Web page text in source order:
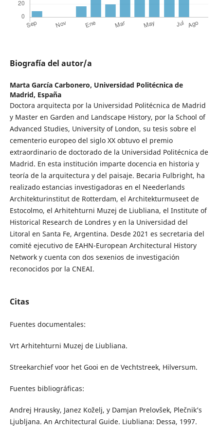
Biografía del autor/a
Marta García Carbonero, Universidad Politécnica de
Madrid, España
Doctora arquitecta por la Universidad Politécnica de Madrid
y Master en Garden and Landscape History, por la School of
Advanced Studies, University of London, su tesis sobre el
cementerio europeo del siglo XX obtuvo el premio
extraordinario de doctorado de la Universidad Politécnica de
Madrid. En esta institución imparte docencia en historia y
teoría de la arquitectura y del paisaje. Becaria Fulbright, ha
realizado estancias investigadoras en el Neederlands
Architekturinstitut de Rotterdam, el Architekturmuseet de
Estocolmo, el Arhitehturni Muzej de Liubliana, el Institute of
Historical Research de Londres y en la Universidad del
Litoral en Santa Fe, Argentina. Desde 2021 es secretaria del
comité ejecutivo de EAHN-European Architectural History
Network y cuenta con dos sexenios de investigación
reconocidos por la CNEAI.
Citas
Fuentes documentales:
Vrt Arhitehturni Muzej de Liubliana.
Streekarchief voor het Gooi en de Vechtstreek, Hilversum.
Fuentes bibliográficas:
Andrej Hrausky, Janez Koželj, y Damjan Prelovšek, Plečnik’s
Ljubljana. An Architectural Guide. Liubliana: Dessa, 1997.